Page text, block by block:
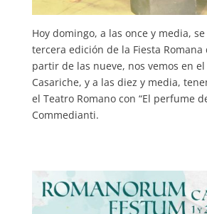
Hoy domingo, a las once y media,
tercera edición de la Fiesta
partir de las nueve, nos vemos en
Casariche, y a las diez y media,
el Teatro Romano con “El perfume
Commedianti.